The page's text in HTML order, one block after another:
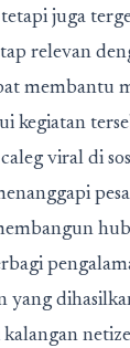
juga
relevan
membantu
kegiatan
viral di
yang